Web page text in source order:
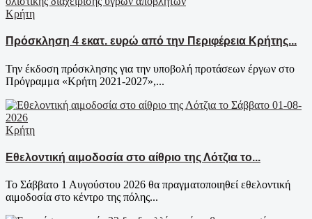
Κρήτη
Πρόσκληση 4 εκατ. ευρώ από την Περιφέρεια Κρήτης...
Την έκδοση πρόσκλησης για την υποβολή προτάσεων έργων στο
Πρόγραμμα «Κρήτη 2021-2027»,...
Κρήτη
Εθελοντική αιμοδοσία στο αίθριο της Λότζια το...
Το Σάββατο 1 Αυγούστου 2026 θα πραγματοποιηθεί εθελοντική
αιμοδοσία στο κέντρο της πόλης...